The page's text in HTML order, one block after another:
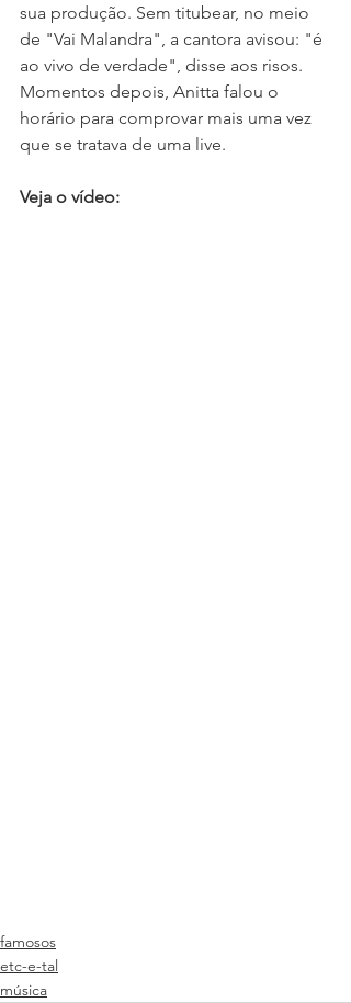
sua produção. Sem titubear, no meio
de "Vai Malandra", a cantora avisou: "é
ao vivo de verdade", disse aos risos.
Momentos depois, Anitta falou o
horário para comprovar mais uma vez
que se tratava de uma live.
Veja o vídeo:
famosos
etc-e-tal
música